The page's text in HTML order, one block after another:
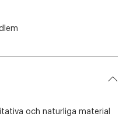
och naturliga material